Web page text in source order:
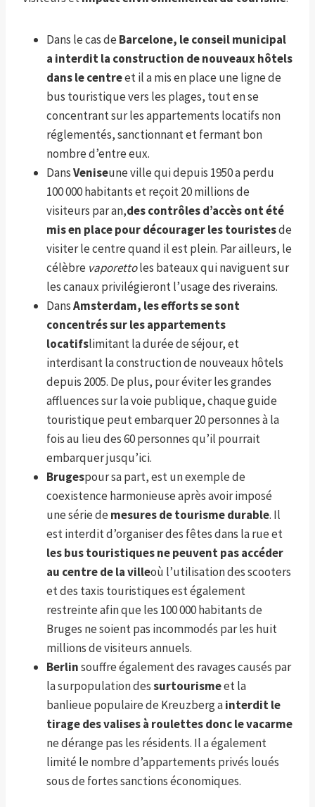
Dans le cas de Barcelone, le conseil municipal
a interdit la construction de nouveaux hôtels
dans le centreet il a mis en place une ligne de
bus touristique vers les plages, tout en se
concentrant sur les appartements locatifs non
réglementés, sanctionnant et fermant bon
nombre d’entre eux.
DansVeniseune ville qui depuis 1950 a perdu
100 000 habitants et reçoit 20 millions de
visiteurs par an,des contrôles d’accès ont été
mis en place pour décourager les touristesde
visiter le centre quand il est plein. Par ailleurs, le
célèbre vaporettoles bateaux qui naviguent sur
les canaux privilégieront l’usage des riverains.
DansAmsterdam, les efforts se sont
concentrés sur les appartements
locatifslimitant la durée de séjour, et
interdisant la construction de nouveaux hôtels
depuis 2005. De plus, pour éviter les grandes
affluences sur la voie publique, chaque guide
touristique peut embarquer 20 personnes à la
fois au lieu des 60 personnes qu’il pourrait
embarquer jusqu’ici.
Brugespour sa part, est un exemple de
coexistence harmonieuse après avoir imposé
une série de mesures de tourisme durable. Il
est interdit d’organiser des fêtes dans la rue et
les bus touristiques ne peuvent pas accéder
au centre de la villeoù l’utilisation des scooters
et des taxis touristiques est également
restreinte afin que les 100 000 habitants de
Bruges ne soient pas incommodés par les huit
millions de visiteurs annuels.
Berlinsouffre également des ravages causés par
la surpopulation dessurtourismeet la
banlieue populaire de Kreuzberg ainterdit le
tirage des valises à roulettes donc le vacarme
ne dérange pas les résidents. Il a également
limité le nombre d’appartements privés loués
sous de fortes sanctions économiques.